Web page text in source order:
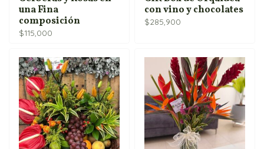
una Fina
composición
$115,000
con vino y chocolates
$285,900